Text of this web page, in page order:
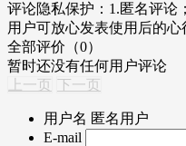
评论隐私保护： 1.匿名评论
用户可放心发表使用后的心
全部评价（0）
暂时还没有任何用户评论
上一页 下一页
用户名 匿名用户
E-mail